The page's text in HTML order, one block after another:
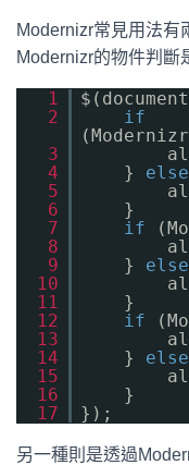
Modernizr常見用法有
Modernizr的物件判斷
1
2
if
3
4
} else
5
6
}
7
if
8
9
} else
10
11
}
12
if
13
14
} else
15
16
}
17
});
另一種則是透過